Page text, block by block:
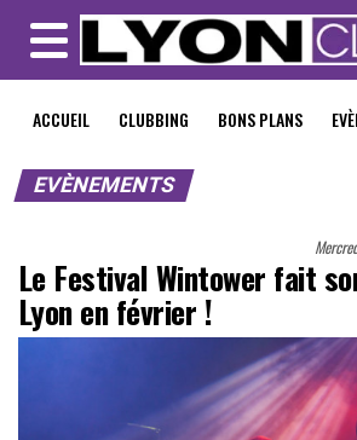
MENU
ACCUEIL CLUBBING BONS PLANS
EVÈNEMENTS
Le Festival Wintower fait
Lyon en février !